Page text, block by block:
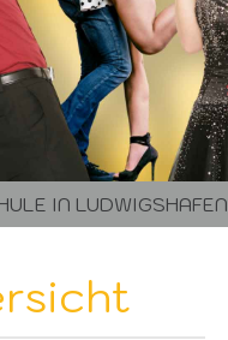
IN LUDWIGSHAFEN